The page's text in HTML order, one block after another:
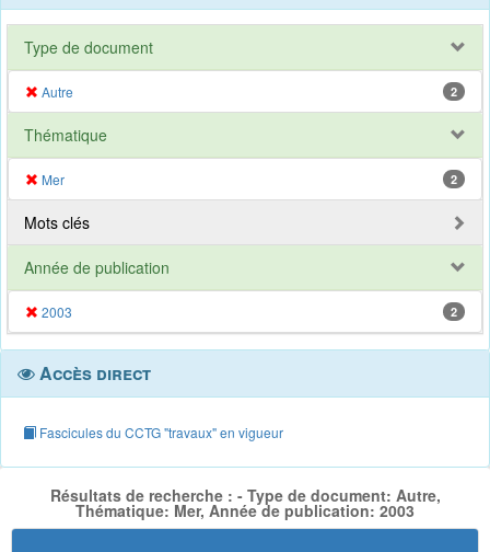
Type de document
Autre 2
Thématique
Mer 2
Mots clés
Année de publication
2003 2
Accès direct
Fascicules du CCTG "travaux" en vigueur
Résultats de recherche : - Type de document: Autre,
Thématique: Mer, Année de publication: 2003